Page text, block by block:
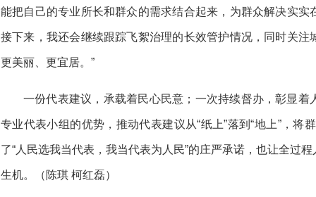
能把自己的专业所长和群众的需求结合起来，为群众解决实
接下来，我还会继续跟踪飞絮治理的长效管护情况，同时关
更美丽、更宜居。”
一份代表建议，承载着民心民意；一次持续督办，彰显
专业代表小组的优势，推动代表建议从“纸上”落到“地上”，将
了“人民选我当代表，我当代表为人民”的庄严承诺，也让全过
生机。（陈琪 柯红磊）